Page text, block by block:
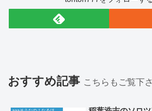
おすすめ記事 こちらもご覧下